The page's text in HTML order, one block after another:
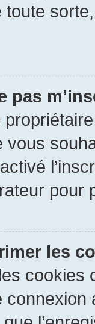
pas
vous
les
cookies